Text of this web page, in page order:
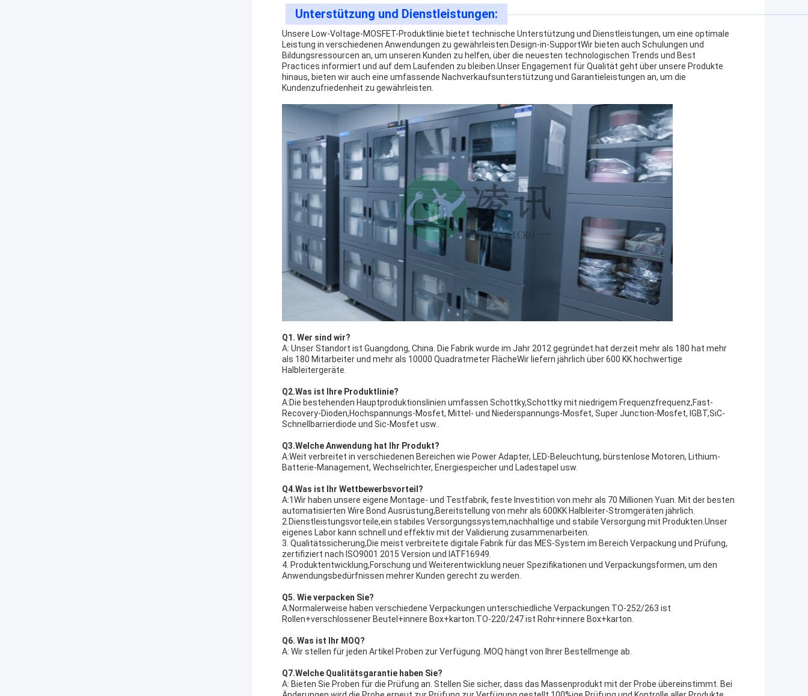
Unterstützung und Dienstleistungen:
Unsere Low-Voltage-MOSFET-Produktlinie bietet technische Unterstützung und Dienstleistungen, um eine optimale
Leistung in verschiedenen Anwendungen zu gewährleisten.Design-in-SupportWir bieten auch Schulungen und
Bildungsressourcen an, um unseren Kunden zu helfen, über die neuesten technologischen Trends und Best
Practices informiert und auf dem Laufenden zu bleiben.Unser Engagement für Qualität geht über unsere Produkte
hinaus, bieten wir auch eine umfassende Nachverkaufsunterstützung und Garantieleistungen an, um die
Kundenzufriedenheit zu gewährleisten.
Q1. Wer sind wir?
A: Unser Standort ist Guangdong, China. Die Fabrik wurde im Jahr 2012 gegründet.hat derzeit mehr als 180 hat mehr
als 180 Mitarbeiter und mehr als 10000 Quadratmeter FlächeWir liefern jährlich über 600 KK hochwertige
Halbleitergeräte.
Q2.Was ist Ihre Produktlinie?
A:Die bestehenden Hauptproduktionslinien umfassen Schottky,Schottky mit niedrigem Frequenzfrequenz,Fast-
Recovery-Dioden,Hochspannungs-Mosfet, Mittel- und Niederspannungs-Mosfet, Super Junction-Mosfet, IGBT,SiC-
Schnellbarrierdiode und Sic-Mosfet usw..
Q3.Welche Anwendung hat Ihr Produkt?
A:Weit verbreitet in verschiedenen Bereichen wie Power Adapter, LED-Beleuchtung, bürstenlose Motoren, Lithium-
Batterie-Management, Wechselrichter, Energiespeicher und Ladestapel usw.
Q4.Was ist Ihr Wettbewerbsvorteil?
A:1Wir haben unsere eigene Montage- und Testfabrik, feste Investition von mehr als 70 Millionen Yuan. Mit der besten
automatisierten Wire Bond Ausrüstung,Bereitstellung von mehr als 600KK Halbleiter-Stromgeräten jährlich.
2.Dienstleistungsvorteile,ein stabiles Versorgungssystem,nachhaltige und stabile Versorgung mit Produkten.Unser
eigenes Labor kann schnell und effektiv mit der Validierung zusammenarbeiten.
3. Qualitätssicherung,Die meist verbreitete digitale Fabrik für das MES-System im Bereich Verpackung und Prüfung,
zertifiziert nach ISO9001 2015 Version und IATF16949.
4. Produktentwicklung,Forschung und Weiterentwicklung neuer Spezifikationen und Verpackungsformen, um den
Anwendungsbedürfnissen mehrer Kunden gerecht zu werden.
Q5. Wie verpacken Sie?
A:Normalerweise haben verschiedene Verpackungen unterschiedliche Verpackungen.TO-252/263 ist
Rollen+verschlossener Beutel+innere Box+karton.TO-220/247 ist Rohr+innere Box+karton.
Q6. Was ist Ihr MOQ?
A: Wir stellen für jeden Artikel Proben zur Verfügung. MOQ hängt von Ihrer Bestellmenge ab.
Q7.Welche Qualitätsgarantie haben Sie?
A: Bieten Sie Proben für die Prüfung an. Stellen Sie sicher, dass das Massenprodukt mit der Probe übereinstimmt. Bei